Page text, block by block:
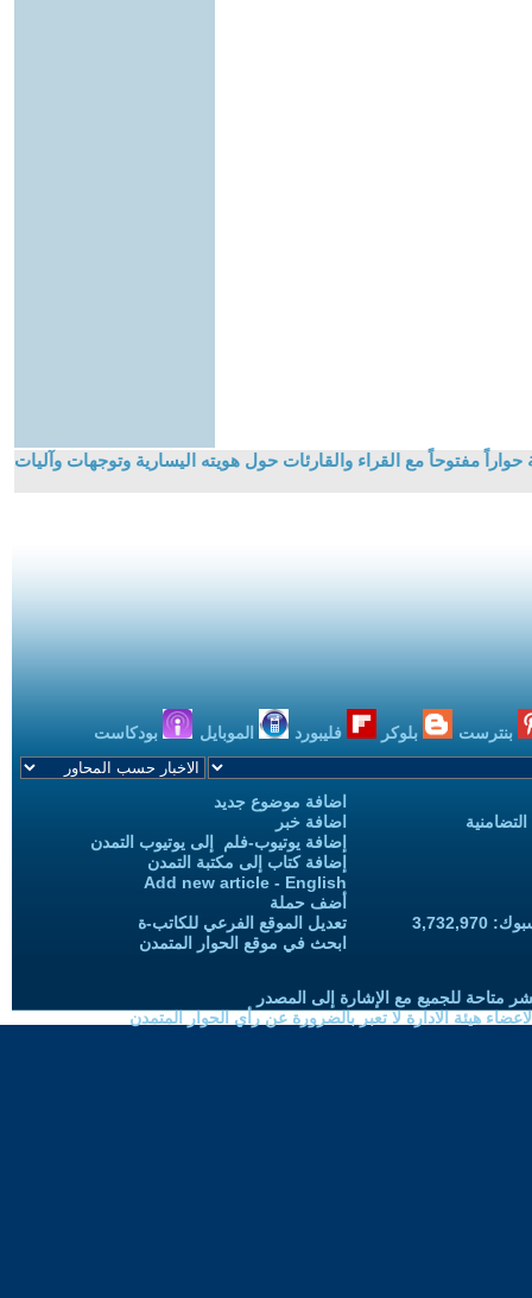
مفتوحاً مع القراء والقارئات حول هويته اليسارية وتوجهات وآليات
بنترست بلوكر فليبورد الموبايل بودكاست
اضافة موضوع جديد
اضافة خبر
إضافة يوتيوب-فلم إلى يوتيوب التمدن
إضافة كتاب إلى مكتبة التمدن
Add new article - English
أضف حملة
تعديل الموقع الفرعي للكاتب-ة
ابحث في موقع الحوار المتمدن
متاحة للجميع مع الإشارة إلى المصدر
هيئة الادارة لا تعبر بالضرورة عن رأي الحوار المتمدن